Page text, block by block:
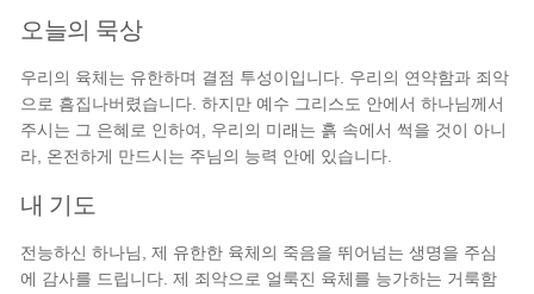
오늘의 묵상
우리의 육체는 유한하며 결점 투성이입니다. 우리의 연약함과 죄악
으로 흠집나버렸습니다. 하지만 예수 그리스도 안에서 하나님께서
주시는 그 은혜로 인하여, 우리의 미래는 흙 속에서 썩을 것이 아니
라, 온전하게 만드시는 주님의 능력 안에 있습니다.
내 기도
전능하신 하나님, 제 유한한 육체의 죽음을 뛰어넘는 생명을 주심
에 감사를 드립니다. 제 죄악으로 얼룩진 육체를 능가하는 거룩함